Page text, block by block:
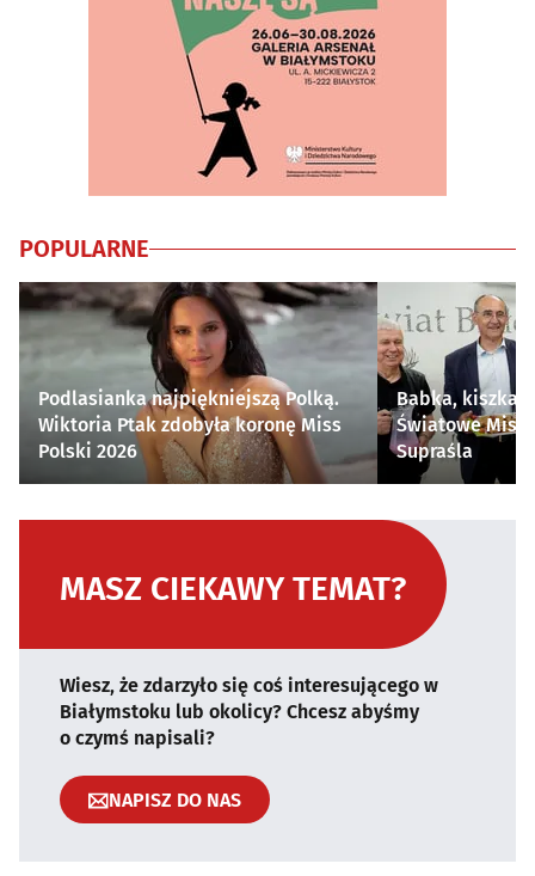
POPULARNE
Podlasianka najpiękniejszą Polką.
Wiktoria Ptak zdobyła koronę Miss
Polski 2026
Babka, kiszka i
Światowe
Supraśla
MASZ CIEKAWY TEMAT?
Wiesz, że zdarzyło się coś interesującego w
Białymstoku lub okolicy? Chcesz abyśmy
o czymś napisali?
NAPISZ DO NAS